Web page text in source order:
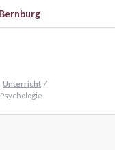
Unterricht
Psychologie